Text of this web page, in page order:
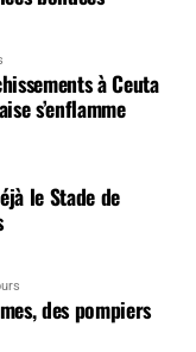
à Ceuta
s’enflamme
le Stade de
des pompiers